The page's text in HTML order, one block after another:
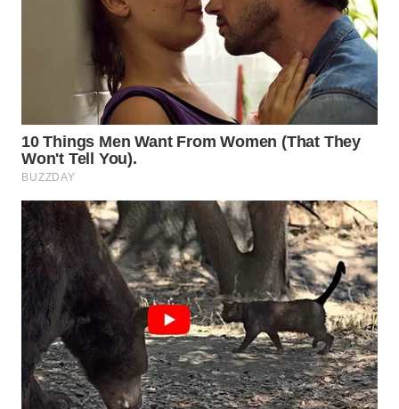
WAHANA
ADVOKAT
WAHANA
INFRASTRUKTUR
WAHANA
KONSUMEN
WAHANA
LISTRIK
WAHANA
TRAVEL
WAHANA